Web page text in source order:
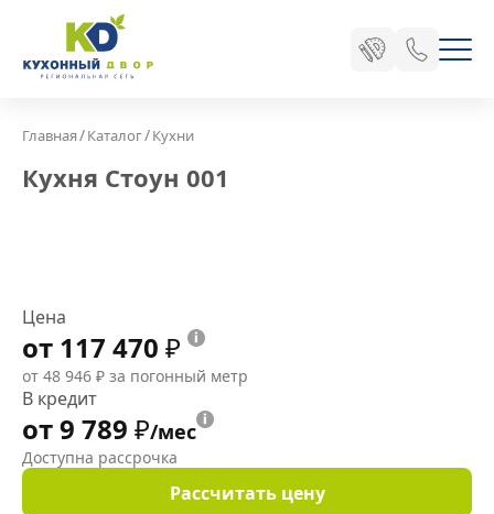
Главная/Каталог/Кухни
Кухня Стоун 001
Цена
от 117 470 ₽
от 48 946 ₽ за погонный метр
В кредит
от 9 789 ₽/мес
Доступна рассрочка
Рассчитать цену